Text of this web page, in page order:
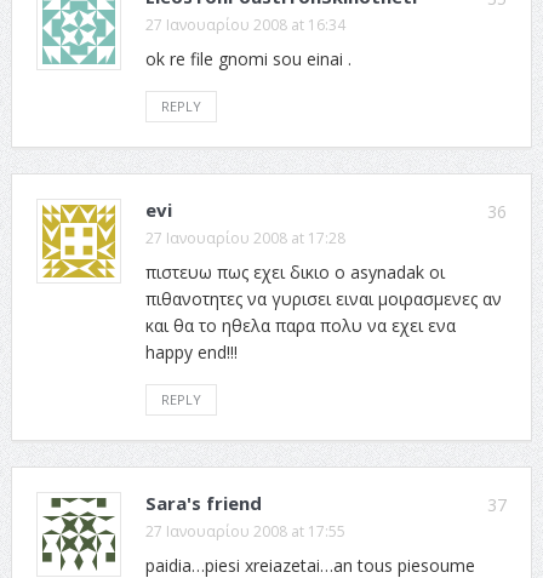
27 Ιανουαρίου 2008 at 16:34
ok re file gnomi sou einai .
REPLY
36
evi
27 Ιανουαρίου 2008 at 17:28
πιστευω πως εχει δικιο ο asynadak οι
πιθανοτητες να γυρισει ειναι μοιρασμενες αν
και θα το ηθελα παρα πολυ να εχει ενα
happy end!!!
REPLY
37
Sara's friend
27 Ιανουαρίου 2008 at 17:55
paidia…piesi xreiazetai…an tous piesoume